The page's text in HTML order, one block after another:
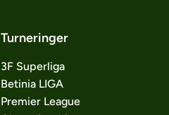
Turneringer
3F Superliga
Betinia LIGA
Premier League